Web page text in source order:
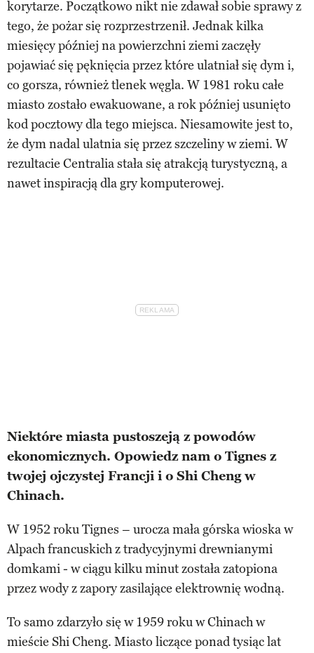
korytarze. Początkowo nikt nie zdawał sobie sprawy z
tego, że pożar się rozprzestrzenił. Jednak kilka
miesięcy później na powierzchni ziemi zaczęły
pojawiać się pęknięcia przez które ulatniał się dym i,
co gorsza, również tlenek węgla. W 1981 roku całe
miasto zostało ewakuowane, a rok później usunięto
kod pocztowy dla tego miejsca. Niesamowite jest to,
że dym nadal ulatnia się przez szczeliny w ziemi. W
rezultacie Centralia stała się atrakcją turystyczną, a
nawet inspiracją dla gry komputerowej.
Niektóre miasta pustoszeją z powodów
ekonomicznych. Opowiedz nam o Tignes z
twojej ojczystej Francji i o Shi Cheng w
Chinach.
W 1952 roku Tignes – urocza mała górska wioska w
Alpach francuskich z tradycyjnymi drewnianymi
domkami - w ciągu kilku minut została zatopiona
przez wody z zapory zasilające elektrownię wodną.
To samo zdarzyło się w 1959 roku w Chinach w
mieście Shi Cheng. Miasto liczące ponad tysiąc lat